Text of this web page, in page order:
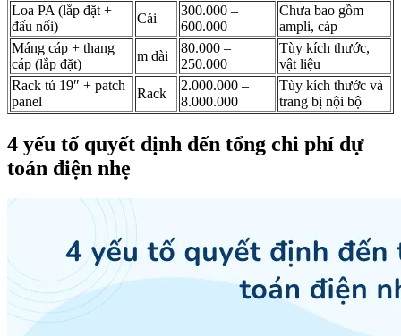
Loa PA (lắp đặt +
đấu nối)
Cái
300.000 –
600.000
Chưa bao gồm
ampli, cáp
Máng cáp + thang
cáp (lắp đặt)
m dài
80.000 –
250.000
Tùy kích thước,
vật liệu
Rack tủ 19″ + patch
panel
Rack
2.000.000 –
8.000.000
Tùy kích thước và
trang bị nội bộ
4 yếu tố quyết định đến tổng chi phí dự
toán điện nhẹ